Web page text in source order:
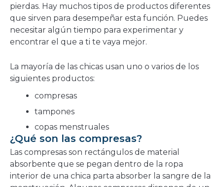
pierdas. Hay muchos tipos de productos diferentes
que sirven para desempeñar esta función. Puedes
necesitar algún tiempo para experimentar y
encontrar el que a ti te vaya mejor.
La mayoría de las chicas usan uno o varios de los
siguientes productos:
compresas
tampones
copas menstruales
¿Qué son las compresas?
Las compresas son rectángulos de material
absorbente que se pegan dentro de la ropa
interior de una chica parta absorber la sangre de la